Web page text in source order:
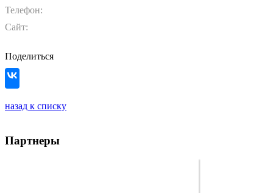
Телефон:
Сайт:
Поделиться
назад к списку
Партнеры